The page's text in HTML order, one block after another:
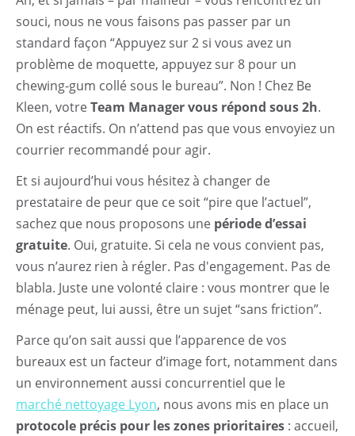
souci, nous ne vous faisons pas passer par un
standard façon “Appuyez sur 2 si vous avez un
problème de moquette, appuyez sur 8 pour un
chewing-gum collé sous le bureau”. Non ! Chez Be
Kleen, votre Team Manager vous répond sous 2h.
On est réactifs. On n’attend pas que vous envoyiez un
courrier recommandé pour agir.
Et si aujourd’hui vous hésitez à changer de
prestataire de peur que ce soit “pire que l’actuel”,
sachez que nous proposons une période d’essai
gratuite. Oui, gratuite. Si cela ne vous convient pas,
vous n’aurez rien à régler. Pas d'engagement. Pas de
blabla. Juste une volonté claire : vous montrer que le
ménage peut, lui aussi, être un sujet “sans friction”.
Parce qu’on sait aussi que l’apparence de vos
bureaux est un facteur d’image fort, notamment dans
un environnement aussi concurrentiel que le
marché nettoyage Lyon, nous avons mis en place un
protocole précis pour les zones prioritaires : accueil,